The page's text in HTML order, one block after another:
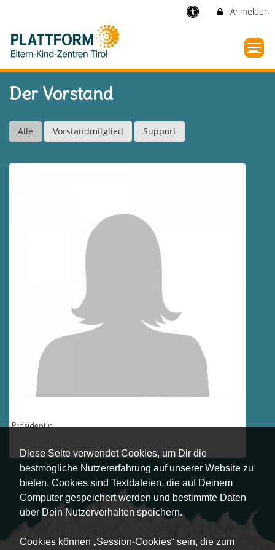
Diese Seite verwendet Cookies, um Dir die
bestmögliche Nutzererfahrung auf unserer Website zu
bieten. Cookies sind Textdateien, die auf Deinem
Computer gespeichert werden und bestimmte Daten
über Dein Nutzerverhalten speichern.
Cookies können „Session-Cookies“ sein, die zum
Anmelden
Der Vorstand
Alle Vorstandmitglied Support
Präsidentin